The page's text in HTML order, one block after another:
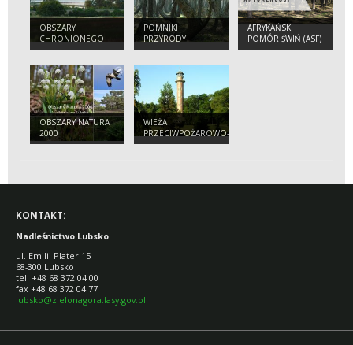
OBSZARY
CHRONIONEGO
KRAJOBRAZU
POMNIKI
PRZYRODY
AFRYKAŃSKI
POMÓR ŚWIŃ (ASF)
- 2022
OBSZARY NATURA
2000
WIEŻA
PRZECIWPOŻAROWO-
WIDOKOWA W
KONTAKT:
Nadleśnictwo Lubsko
ul. Emilii Plater 15
68-300 Lubsko
tel. +48 68 372 04 00
fax +48 68 372 04 77
lubsko@zielonagora.lasy.gov.pl